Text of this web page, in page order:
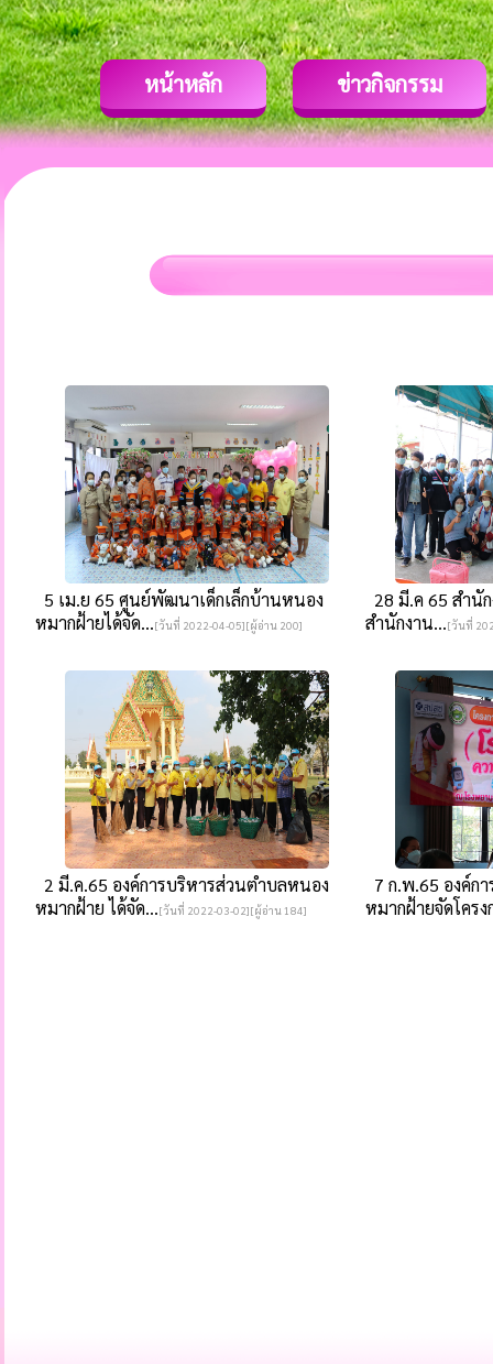
หน้าหลัก ข่าวกิจกรรม
5 เม.ย 65 ศูนย์พัฒนาเด็กเล็กบ้านหนอง
หมากฝ้ายได้จัด...[วันที่ 2022-04-05][ผู้อ่าน 200]
28 มี.ค 65 สำนั
สำนักงาน...[วันที่
2 มี.ค.65 องค์การบริหารส่วนตำบลหนอง
หมากฝ้าย ได้จัด...[วันที่ 2022-03-02][ผู้อ่าน 184]
7 ก.พ.65 องค์ก
หมากฝ้ายจัดโครง